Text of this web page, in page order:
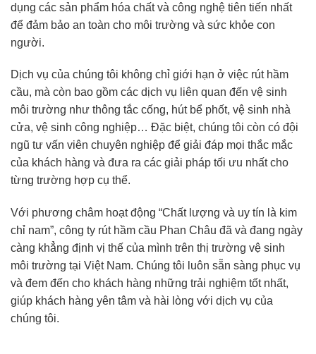
dụng các sản phẩm hóa chất và công nghệ tiên tiến nhất
để đảm bảo an toàn cho môi trường và sức khỏe con
người.
Dịch vụ của chúng tôi không chỉ giới hạn ở việc rút hầm
cầu, mà còn bao gồm các dịch vụ liên quan đến vệ sinh
môi trường như thông tắc cống, hút bể phốt, vệ sinh nhà
cửa, vệ sinh công nghiệp… Đặc biệt, chúng tôi còn có đội
ngũ tư vấn viên chuyên nghiệp để giải đáp mọi thắc mắc
của khách hàng và đưa ra các giải pháp tối ưu nhất cho
từng trường hợp cụ thể.
Với phương châm hoạt động “Chất lượng và uy tín là kim
chỉ nam”, công ty rút hầm cầu Phan Châu đã và đang ngày
càng khẳng định vị thế của mình trên thị trường vệ sinh
môi trường tại Việt Nam. Chúng tôi luôn sẵn sàng phục vụ
và đem đến cho khách hàng những trải nghiệm tốt nhất,
giúp khách hàng yên tâm và hài lòng với dịch vụ của
chúng tôi.